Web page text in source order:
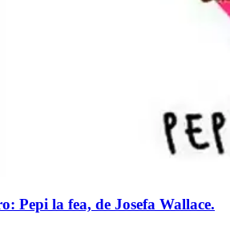
Pepi la fea, de Josefa Wallace.